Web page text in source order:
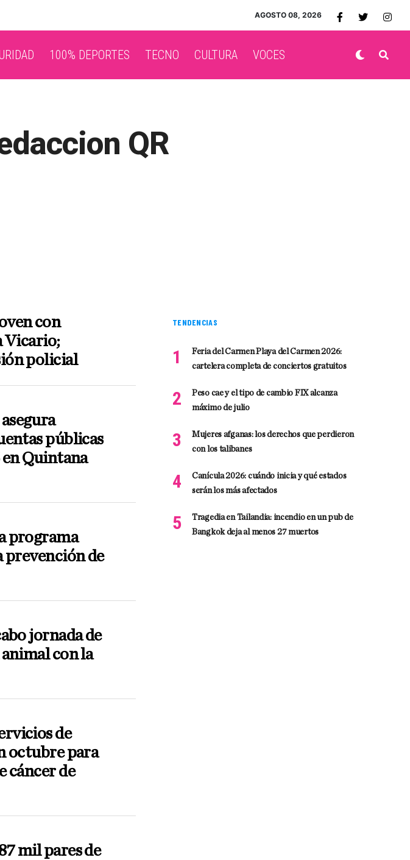
AGOSTO 08, 2026
100% DEPORTES TECNO CULTURA VOCES
QR
con
Vicario;
policial
públicas
en Quintana
programa
prevención de
jornada de
con la
de
octubre para
cáncer de
mil pares de
TENDENCIAS
Feria del Carmen Playa del Carmen 2026:
cartelera completa de conciertos gratuitos
Peso cae y el tipo de cambio FIX alcanza
máximo de julio
Mujeres afganas: los derechos que perdieron
con los talibanes
Canícula 2026: cuándo inicia y qué estados
serán los más afectados
Tragedia en Tailandia: incendio en un pub de
Bangkok deja al menos 27 muertos